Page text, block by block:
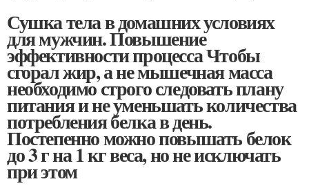
Сушка тела в домашних условиях
для мужчин. Повышение
эффективности процесса Чтобы
сгорал жир, а не мышечная масса
необходимо строго следовать плану
питания и не уменьшать количества
потребления белка в день.
Постепенно можно повышать белок
до 3 г на 1 кг веса, но не исключать
при этом